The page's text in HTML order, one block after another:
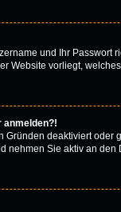
und Ihr
Website vorliegt,
anmelden?!
deaktiviert
nehmen Sie aktiv an den